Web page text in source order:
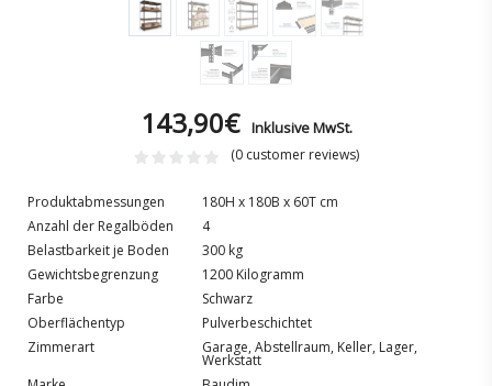
143,90€ Inklusive MwSt.
(0customer reviews)
Produktabmessungen
180H x 180B x 60T cm
Anzahl der Regalböden
4
Belastbarkeit je Boden
300 kg
Gewichtsbegrenzung
1200 Kilogramm
Farbe
Schwarz
Oberflächentyp
Pulverbeschichtet
Zimmerart
Garage, Abstellraum, Keller, Lager,
Werkstatt